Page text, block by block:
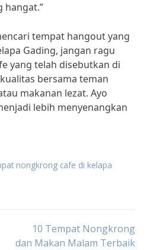
hangat.”
tempat hangout yang
Gading, jangan ragu
yang telah disebutkan di
bersama teman
makanan lezat. Ayo
lebih menyenangkan
nongkrong cafe di kelapa
10 Tempat Nongkrong
dan Makan Malam Terbaik